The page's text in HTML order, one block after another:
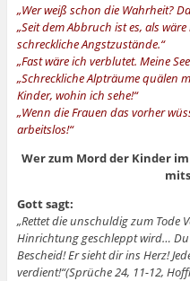
„Wer weiß schon die Wahrheit?
„Seit dem Abbruch ist es, als
schreckliche Angstzustände.“
„Fast wäre ich verblutet. Meine
„Schreckliche Alpträume quälen
Kinder, wohin ich sehe!“
„Wenn die Frauen das vorher
arbeitslos!“
Wer zum Mord der Kinder
Gott sagt:
„Rettet die unschuldig zum Tode
Hinrichtung geschleppt wird… Du
Bescheid! Er sieht dir ins Herz!
verdient!“(Sprüche 24, 11-12,